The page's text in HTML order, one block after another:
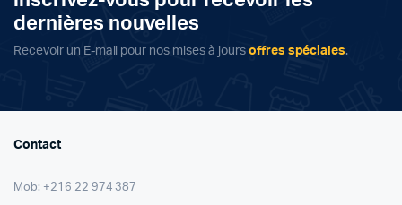
dernières nouvelles
Recevoir un E-mail pour nos mises à jours offres spéciales.
Contact
Mob: +216 22 974 387